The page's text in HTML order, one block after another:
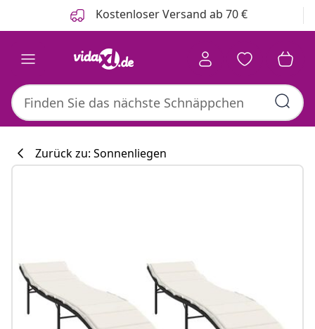
Kostenloser Versand ab 70 €
Zurück zu: Sonnenliegen